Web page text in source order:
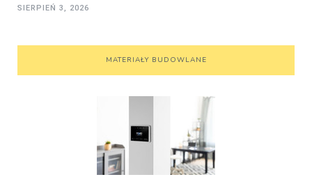
SIERPIEŃ 3, 2026
MATERIAŁY BUDOWLANE